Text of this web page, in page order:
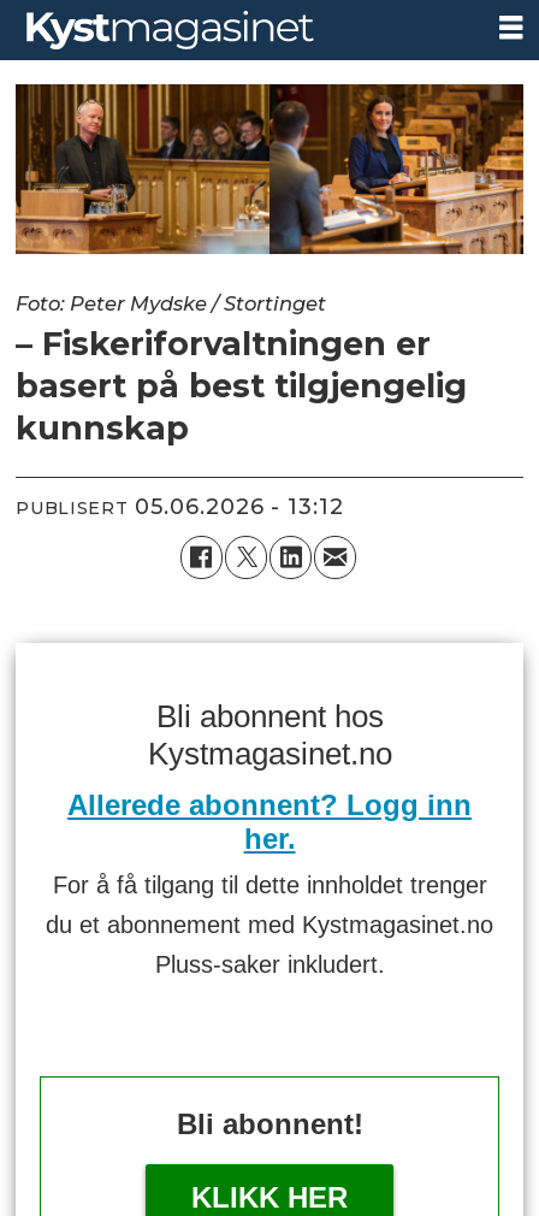
Foto: Peter Mydske / Stortinget
– Fiskeriforvaltningen er
basert på best tilgjengelig
kunnskap
PUBLISERT 05.06.2026 - 13:12
Bli abonnent hos
Kystmagasinet.no
Allerede abonnent? Logg inn
her.
For å få tilgang til dette innholdet trenger
du et abonnement med Kystmagasinet.no
Pluss-saker inkludert.
Bli abonnent!
KLIKK HER